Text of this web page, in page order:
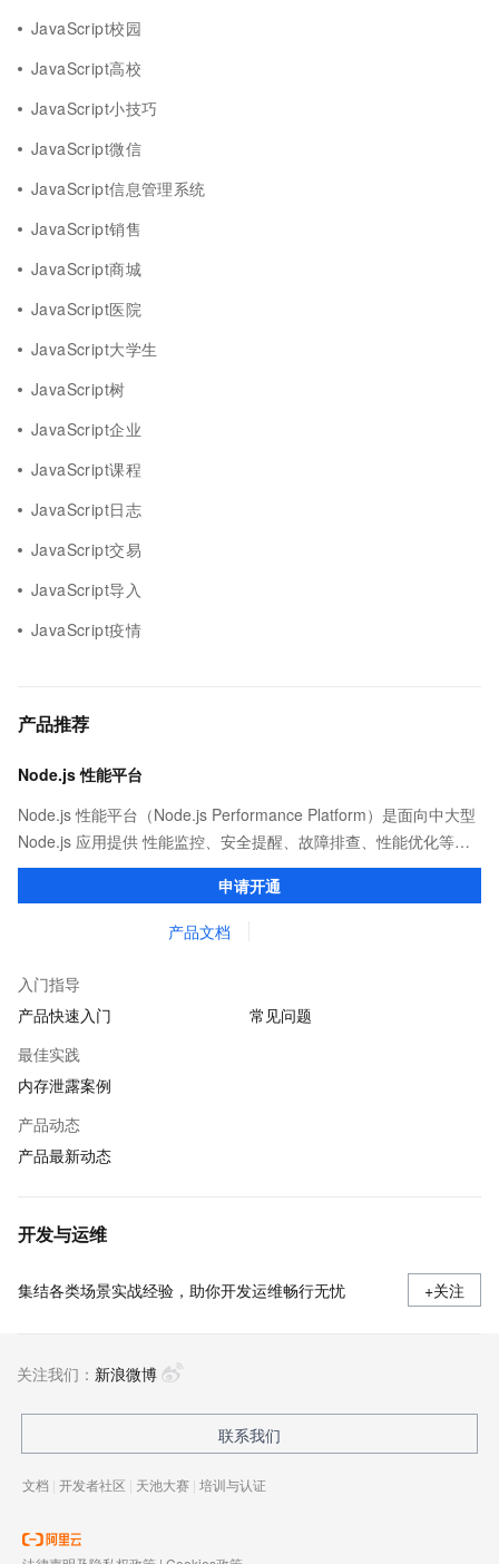
JavaScript校园
JavaScript高校
JavaScript小技巧
JavaScript微信
JavaScript信息管理系统
JavaScript销售
JavaScript商城
JavaScript医院
JavaScript大学生
JavaScript树
JavaScript企业
JavaScript课程
JavaScript日志
JavaScript交易
JavaScript导入
JavaScript疫情
产品推荐
Node.js 性能平台
Node.js 性能平台（Node.js Performance Platform）是面向中大型
Node.js 应用提供 性能监控、安全提醒、故障排查、性能优化等服
务的整体性解决方案。提供完善的工具链和服务，协助客户主动、
申请开通
产品文档
入门指导
产品快速入门
常见问题
最佳实践
内存泄露案例
产品动态
产品最新动态
开发与运维
集结各类场景实战经验，助你开发运维畅行无忧 +关注
关注我们： 新浪微博
联系我们
文档 | 开发者社区 | 天池大赛 | 培训与认证